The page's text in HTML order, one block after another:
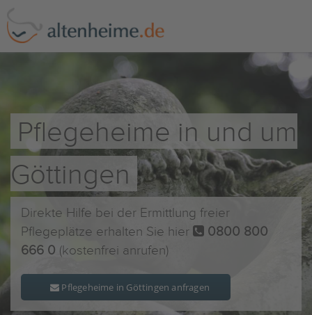
Pflegeheime in und um
Göttingen
Direkte Hilfe bei der Ermittlung freier
Pflegeplätze erhalten Sie hier
0800 800
666 0 (kostenfrei anrufen)
Pflegeheime in Göttingen anfragen